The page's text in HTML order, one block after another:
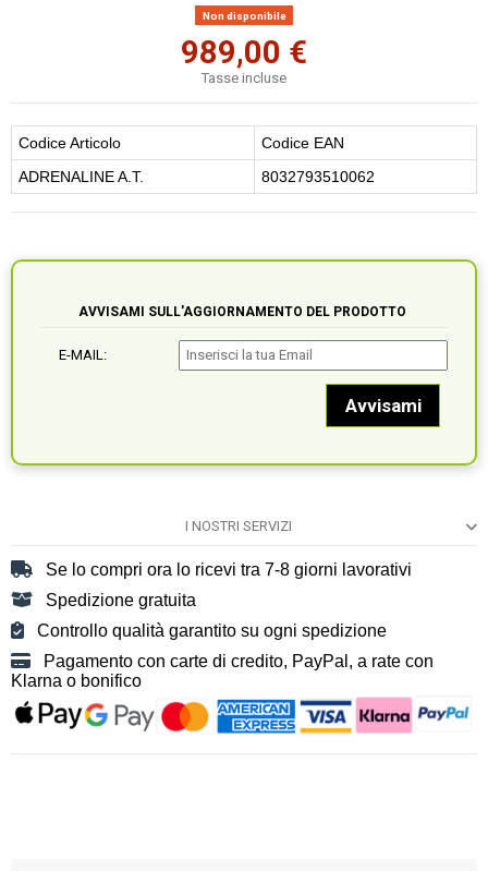
Non disponibile
989,00 €
Tasse incluse
Codice Articolo
Codice EAN
ADRENALINE A.T.
8032793510062
AVVISAMI SULL'AGGIORNAMENTO DEL PRODOTTO
E-MAIL:
I NOSTRI SERVIZI
Se lo compri ora lo ricevi tra 7-8 giorni lavorativi
Spedizione gratuita
Controllo qualità garantito su ogni spedizione
Pagamento con carte di credito, PayPal, a rate con
Klarna o bonifico